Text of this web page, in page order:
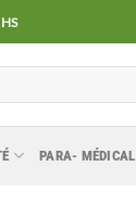
PARA- MÉDICAL